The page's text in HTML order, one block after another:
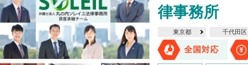
律事務所
東京都 千代田区
全国対応